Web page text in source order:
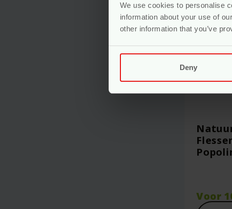
We use cookies to personalise
information about your use of
other information that you’ve
Deny
Voor